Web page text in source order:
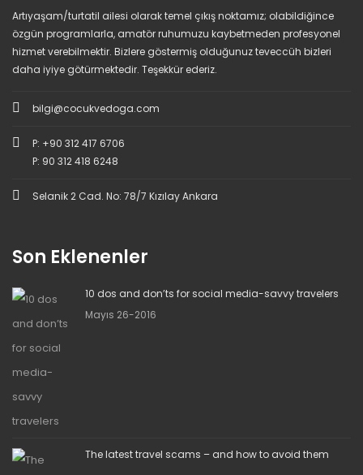
Artıyaşam/turtatil ailesi olarak temel çıkış noktamız; olabildiğince
özgün programlarla, amatör ruhumuzu kaybetmeden profesyonel
hizmet verebilmektir. Bizlere göstermiş olduğunuz teveccüh bizleri
daha iyiye götürmektedir. Teşekkür ederiz.
bilgi@cocukvedoga.com
P: +90 312 417 6706
P: 90 312 418 6248
Selanik 2 Cad. No: 78/7 Kızılay Ankara
Son Eklenenler
10 dos and don’ts for social media-savvy travelers
Mayıs 26-2016
The latest travel scams – and how to avoid them